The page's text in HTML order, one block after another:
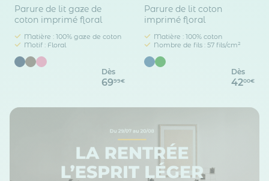
Parure de lit gaze de
coton imprimé floral
Matière : 100% gaze de coton
Motif : Floral
Dès
6999€
Parure de lit coton
imprimé floral
Matière : 100% coton
Nombre de fils : 57 fils/cm²
Dès
4200€